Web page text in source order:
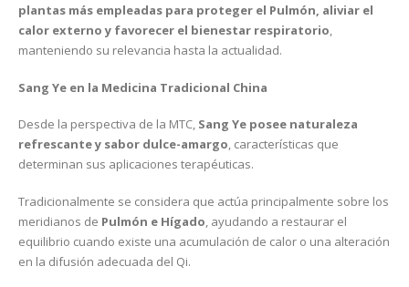
plantas más empleadas para proteger el Pulmón, aliviar el
calor externo y favorecer el bienestar respiratorio,
manteniendo su relevancia hasta la actualidad.
Sang Ye en la Medicina Tradicional China
Desde la perspectiva de la MTC, Sang Ye posee naturaleza
refrescante y sabor dulce-amargo, características que
determinan sus aplicaciones terapéuticas.
Tradicionalmente se considera que actúa principalmente sobre los
meridianos de Pulmón e Hígado, ayudando a restaurar el
equilibrio cuando existe una acumulación de calor o una alteración
en la difusión adecuada del Qi.